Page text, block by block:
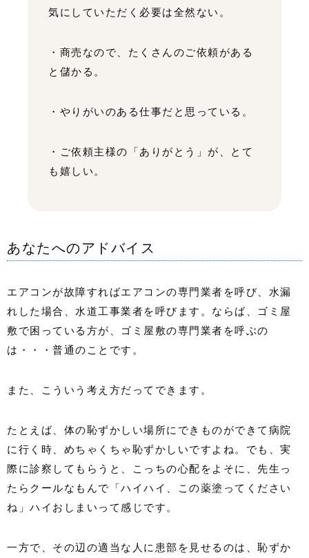
気にしていただく必要は全然ない。
・商売なので、たくさんのご依頼がある
と儲かる。
・やりがいのある仕事だと思っている。
・ご依頼主様の「ありがとう」が、とて
も嬉しい。
あなたへのアドバイス
エアコンが故障すればエアコンの専門業者を呼び、水漏
れした場合、水道工事業者を呼びます。ならば、ゴミ屋
敷で困っている方が、ゴミ屋敷の専門業者を呼ぶの
は・・・普通のことです。
また、こういう考え方だってできます。
たとえば、体の恥ずかしい場所にできものができて病院
に行く時、めちゃくちゃ恥ずかしいですよね。でも、実
際に診察してもらうと、こっちの心配をよそに、先生っ
たらクールなもんで「ハイハイ、この薬塗ってください
ね」ハイおしまいって感じです。
一方で、その辺の適当な人に患部を見せるのは、恥ずか